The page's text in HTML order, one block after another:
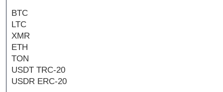
BTC
LTC
XMR
ETH
TON
USDT TRC-20
USDR ERC-20